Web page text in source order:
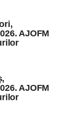
AJOFM
AJOFM